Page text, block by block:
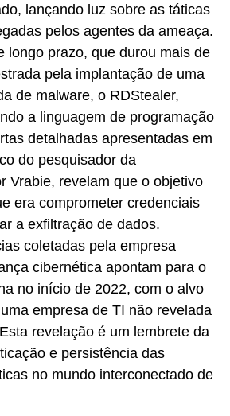
lançando luz sobre as táticas
pelos agentes da ameaça.
longo prazo, que durou mais de
pela implantação de uma
de malware, o RDStealer,
a linguagem de programação
detalhadas apresentadas em
do pesquisador da
Vrabie, revelam que o objetivo
era comprometer credenciais
a exfiltração de dados.
coletadas pela empresa
cibernética apontam para o
no início de 2022, com o alvo
empresa de TI não revelada
revelação é um lembrete da
e persistência das
no mundo interconectado de